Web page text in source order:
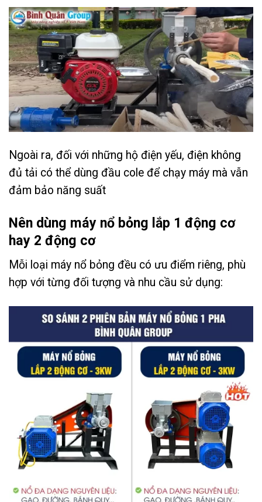
Ngoài ra, đối với những hộ điện yếu, điện không
đủ tải có thể dùng đầu cole để chạy máy mà vẫn
đảm bảo năng suất
Nên dùng máy nổ bỏng lắp 1 động cơ
hay 2 động cơ
Mỗi loại máy nổ bỏng đều có ưu điểm riêng, phù
hợp với từng đối tượng và nhu cầu sử dụng: